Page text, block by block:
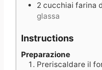
2 cucchiai farina
glassa
Instructions
Preparazione
Preriscaldare il